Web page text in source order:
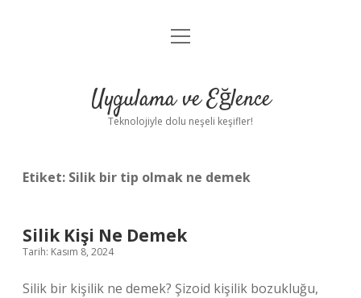
Anasayfa
Yasal Uyarı
menüyü
Uygulama ve Eğlence
Teknolojiyle dolu neşeli keşifler!
Etiket: Silik bir tip olmak ne demek
Silik Kişi Ne Demek
Tarih: Kasım 8, 2024
Silik bir kişilik ne demek? Şizoid kişilik bozukluğu,